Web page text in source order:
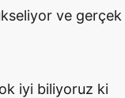
ve gerçek
iyi biliyoruz ki